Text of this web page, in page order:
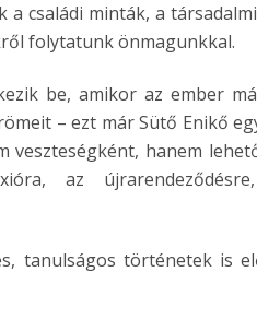
a családi minták, a
folytatunk önmagunkkal.
be, amikor az ember
– ezt már Sütő Enikő
hanem
az
tanulságos történetek is